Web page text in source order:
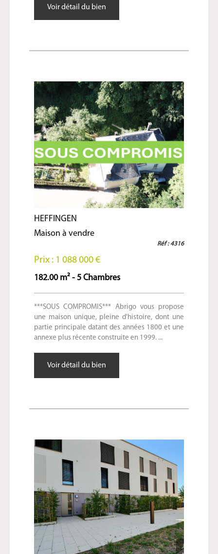
Voir détail du bien
HEFFINGEN
Maison à vendre
Réf : 4316
Prix : 1 088 000 €
182.00 m² - 5 Chambres
***SOUS COMPROMIS*** Abrigo vous propose
une maison unique, pleine d'histoire, dont une
partie principale datant des années 1800 et une
annexe plus récente construite en 1999. ...
Voir détail du bien